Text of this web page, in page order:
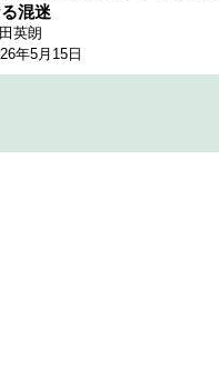
混迷
英朗
年5月15日